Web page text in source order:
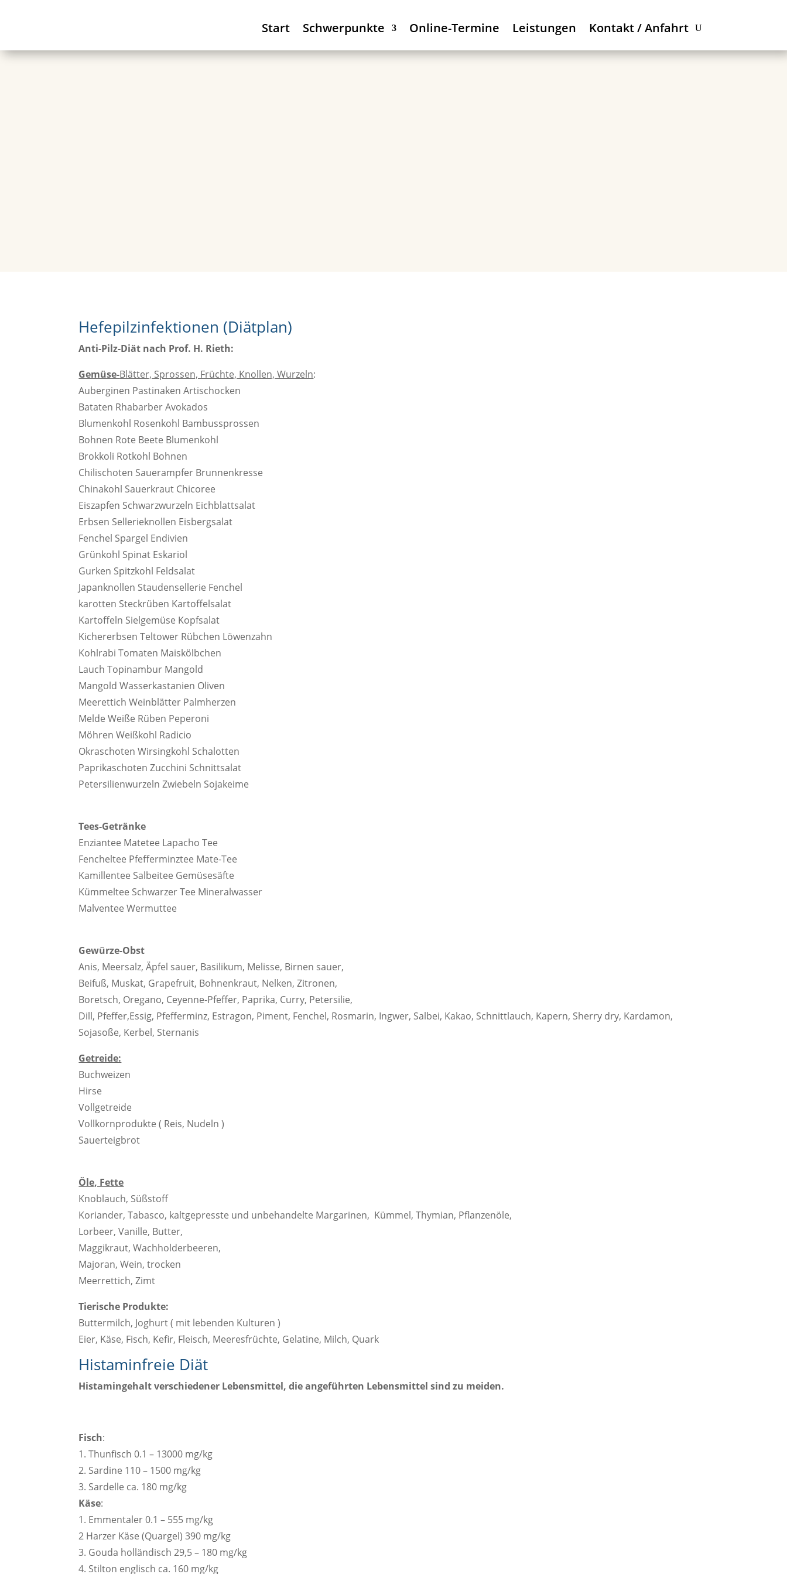
Start Schwerpunkte Online-Termine Leistungen Kontakt / Anfahrt
Hefepilzinfektionen (Diätplan)
Anti-Pilz-Diät nach Prof. H. Rieth:
Gemüse-Blätter, Sprossen, Früchte, Knollen, Wurzeln:
Auberginen Pastinaken Artischocken
Bataten Rhabarber Avokados
Blumenkohl Rosenkohl Bambussprossen
Bohnen Rote Beete Blumenkohl
Brokkoli Rotkohl Bohnen
Chilischoten Sauerampfer Brunnenkresse
Chinakohl Sauerkraut Chicoree
Eiszapfen Schwarzwurzeln Eichblattsalat
Erbsen Sellerieknollen Eisbergsalat
Fenchel Spargel Endivien
Grünkohl Spinat Eskariol
Gurken Spitzkohl Feldsalat
Japanknollen Staudensellerie Fenchel
karotten Steckrüben Kartoffelsalat
Kartoffeln Sielgemüse Kopfsalat
Kichererbsen Teltower Rübchen Löwenzahn
Kohlrabi Tomaten Maiskölbchen
Lauch Topinambur Mangold
Mangold Wasserkastanien Oliven
Meerettich Weinblätter Palmherzen
Melde Weiße Rüben Peperoni
Möhren Weißkohl Radicio
Okraschoten Wirsingkohl Schalotten
Paprikaschoten Zucchini Schnittsalat
Petersilienwurzeln Zwiebeln Sojakeime
Tees-Getränke
Enziantee Matetee Lapacho Tee
Fencheltee Pfefferminztee Mate-Tee
Kamillentee Salbeitee Gemüsesäfte
Kümmeltee Schwarzer Tee Mineralwasser
Malventee Wermuttee
Gewürze-Obst
Anis, Meersalz, Äpfel sauer, Basilikum, Melisse, Birnen sauer,
Beifuß, Muskat, Grapefruit, Bohnenkraut, Nelken, Zitronen,
Boretsch, Oregano, Ceyenne-Pfeffer, Paprika, Curry, Petersilie,
Dill, Pfeffer,Essig, Pfefferminz, Estragon, Piment, Fenchel, Rosmarin, Ingwer, Salbei, Kakao, Schnittlauch, Kapern, Sherry dry, Kardamon,
Sojasoße, Kerbel, Sternanis
Getreide:
Buchweizen
Hirse
Vollgetreide
Vollkornprodukte ( Reis, Nudeln )
Sauerteigbrot
Öle, Fette
Knoblauch, Süßstoff
Koriander, Tabasco, kaltgepresste und unbehandelte Margarinen, Kümmel, Thymian, Pflanzenöle,
Lorbeer, Vanille, Butter,
Maggikraut, Wachholderbeeren,
Majoran, Wein, trocken
Meerrettich, Zimt
Tierische Produkte:
Buttermilch, Joghurt ( mit lebenden Kulturen )
Eier, Käse, Fisch, Kefir, Fleisch, Meeresfrüchte, Gelatine, Milch, Quark
Histaminfreie Diät
Histamingehalt verschiedener Lebensmittel, die angeführten Lebensmittel sind zu meiden.
Fisch:
1. Thunfisch 0.1 – 13000 mg/kg
2. Sardine 110 – 1500 mg/kg
3. Sardelle ca. 180 mg/kg
Käse:
1. Emmentaler 0.1 – 555 mg/kg
2 Harzer Käse (Quargel) 390 mg/kg
3. Gouda holländisch 29,5 – 180 mg/kg
4. Stilton englisch ca. 160 mg/kg